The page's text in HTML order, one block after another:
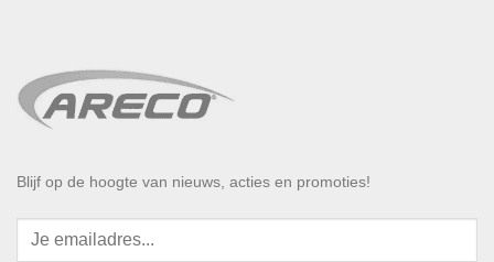
Blijf op de hoogte van nieuws, acties en promoties!